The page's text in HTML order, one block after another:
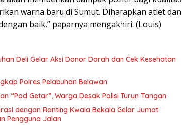
warna baru di Sumut. Diharapkan atlet dan
baik,” paparnya mengakhiri. (Louis)
Deli Gelar Aksi Donor Darah dan Cek Kesehatan
Polres Pelabuhan Belawan
“Pod Getar”, Warga Desak Polisi Turun Tangan
dengan Ranting Kwala Bekala Gelar Jumat
Pengguna Jalan